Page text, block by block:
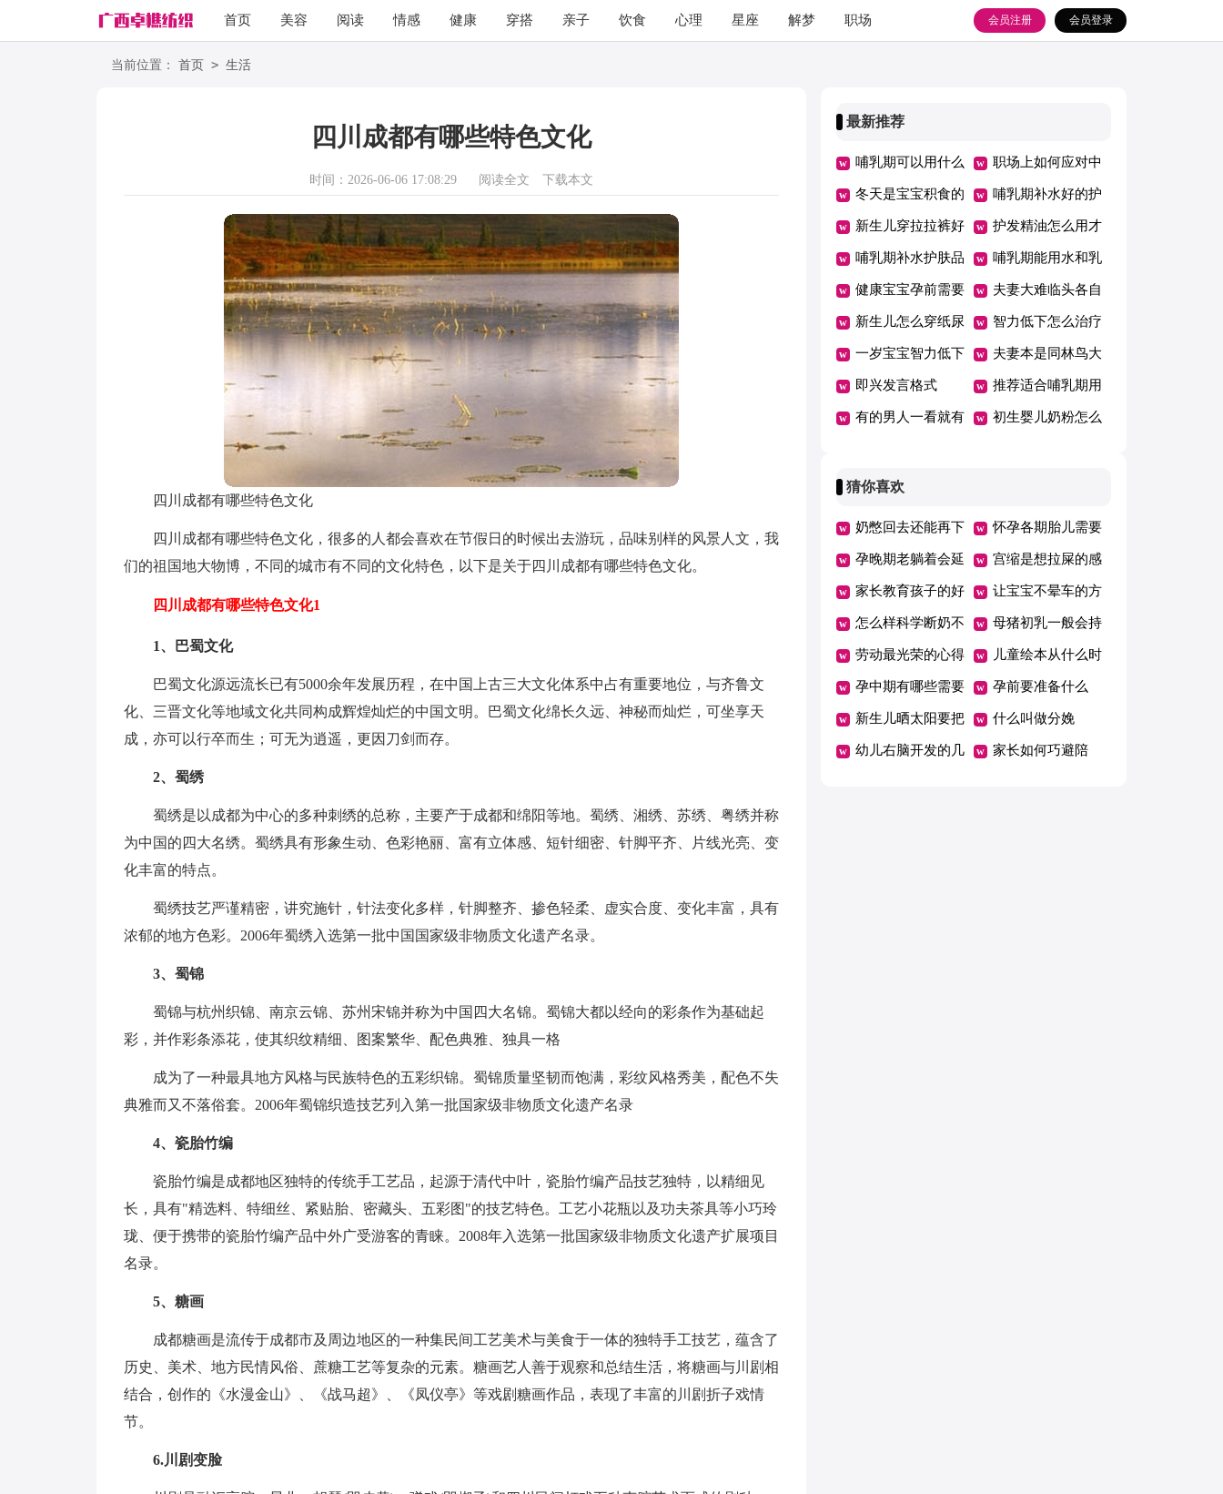
首页 美容 阅读 情感 健康 穿搭 亲子 饮食 心理 星座 解梦 职场
励志
会员登录
会员注册
当前位置： 首页 > 生活
四川成都有哪些特色文化
时间：2026-06-06 17:08:29 阅读全文 下载本文
四川成都有哪些特色文化
四川成都有哪些特色文化，很多的人都会喜欢在节假日的时候出去游玩，品味别样的风景人文，我
们的祖国地大物博，不同的城市有不同的文化特色，以下是关于四川成都有哪些特色文化。
四川成都有哪些特色文化1
1、巴蜀文化
巴蜀文化源远流长已有5000余年发展历程，在中国上古三大文化体系中占有重要地位，与齐鲁文
化、三晋文化等地域文化共同构成辉煌灿烂的中国文明。巴蜀文化绵长久远、神秘而灿烂，可坐享天
成，亦可以行卒而生；可无为逍遥，更因刀剑而存。
2、蜀绣
蜀绣是以成都为中心的多种刺绣的总称，主要产于成都和绵阳等地。蜀绣、湘绣、苏绣、粤绣并称
为中国的四大名绣。蜀绣具有形象生动、色彩艳丽、富有立体感、短针细密、针脚平齐、片线光亮、变
化丰富的特点。
蜀绣技艺严谨精密，讲究施针，针法变化多样，针脚整齐、掺色轻柔、虚实合度、变化丰富，具有
浓郁的地方色彩。2006年蜀绣入选第一批中国国家级非物质文化遗产名录。
3、蜀锦
蜀锦与杭州织锦、南京云锦、苏州宋锦并称为中国四大名锦。蜀锦大都以经向的彩条作为基础起
彩，并作彩条添花，使其织纹精细、图案繁华、配色典雅、独具一格
成为了一种最具地方风格与民族特色的五彩织锦。蜀锦质量坚韧而饱满，彩纹风格秀美，配色不失
典雅而又不落俗套。2006年蜀锦织造技艺列入第一批国家级非物质文化遗产名录
4、瓷胎竹编
瓷胎竹编是成都地区独特的传统手工艺品，起源于清代中叶，瓷胎竹编产品技艺独特，以精细见
长，具有"精选料、特细丝、紧贴胎、密藏头、五彩图"的技艺特色。工艺小花瓶以及功夫茶具等小巧玲
珑、便于携带的瓷胎竹编产品中外广受游客的青睐。2008年入选第一批国家级非物质文化遗产扩展项目
名录。
5、糖画
成都糖画是流传于成都市及周边地区的一种集民间工艺美术与美食于一体的独特手工技艺，蕴含了
历史、美术、地方民情风俗、蔗糖工艺等复杂的元素。糖画艺人善于观察和总结生活，将糖画与川剧相
结合，创作的《水漫金山》、《战马超》、《凤仪亭》等戏剧糖画作品，表现了丰富的川剧折子戏情
节。
6.川剧变脸
最新推荐
哺乳期可以用什么
水乳
职场上如何应对中
年危机
冬天是宝宝积食的
高发期
哺乳期补水好的护
肤品排行榜
新生儿穿拉拉裤好
吗
护发精油怎么用才
是正确的
哺乳期补水护肤品
哪个牌子好
哺乳期能用水和乳
液吗
健康宝宝孕前需要
检查什么
夫妻大难临头各自
飞的句子
新生儿怎么穿纸尿
裤
智力低下怎么治疗
一岁宝宝智力低下
表现
夫妻本是同林鸟大
难临头各自飞
即兴发言格式 推荐适合哺乳期用
的水乳
有的男人一看就有 初生婴儿奶粉怎么
猜你喜欢
奶憋回去还能再下
来吗
怀孕各期胎儿需要
的营养
孕晚期老躺着会延
期吗
宫缩是想拉屎的感
觉吗
家长教育孩子的好
方法总结一年级
让宝宝不晕车的方
法
怎么样科学断奶不
坑娃
母猪初乳一般会持
续几天
劳动最光荣的心得
体会范文（精选5
篇）
儿童绘本从什么时
候开始看有哪些好
处
孕中期有哪些需要
注意的事项
孕前要准备什么
新生儿晒太阳要把
衣服脱了吗
什么叫做分娩
幼儿右脑开发的几 家长如何巧避陪